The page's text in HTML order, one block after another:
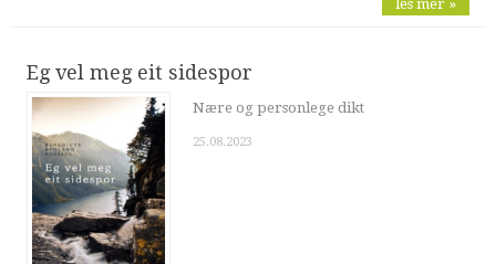
les mer »
Eg vel meg eit sidespor
Nære og personlege dikt
25.08.2023